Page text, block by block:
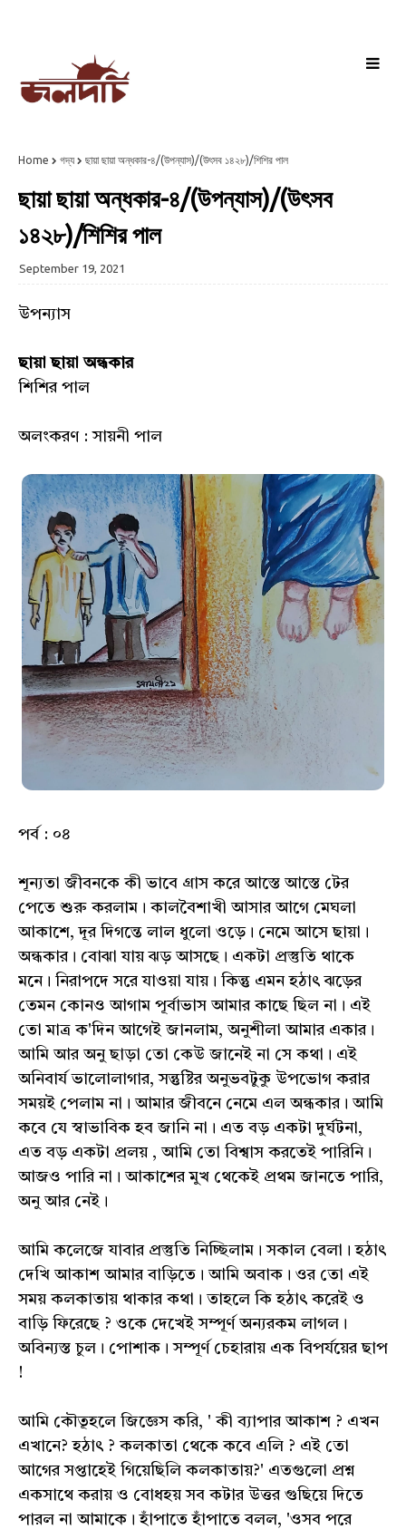
Home গদ্য ছায়া ছায়া অন্ধকার-৪/(উপন্যাস)/(উৎসব ১৪২৮)/শিশির পাল
ছায়া ছায়া অন্ধকার-৪/(উপন্যাস)/(উৎসব
১৪২৮)/শিশির পাল
September 19, 2021
উপন্যাস
ছায়া ছায়া অন্ধকার
শিশির পাল
অলংকরণ : সায়নী পাল
পর্ব : ০৪
শূন্যতা জীবনকে কী ভাবে গ্রাস করে আস্তে আস্তে টের
পেতে শুরু করলাম। কালবৈশাখী আসার আগে মেঘলা
আকাশে, দূর দিগন্তে লাল ধুলো ওড়ে। নেমে আসে ছায়া।
অন্ধকার। বোঝা যায় ঝড় আসছে। একটা প্রস্তুতি থাকে
মনে। নিরাপদে সরে যাওয়া যায়। কিন্তু এমন হঠাৎ ঝড়ের
তেমন কোনও আগাম পূর্বাভাস আমার কাছে ছিল না। এই
তো মাত্র ক'দিন আগেই জানলাম, অনুশীলা আমার একার।
আমি আর অনু ছাড়া তো কেউ জানেই না সে কথা। এই
অনিবার্য ভালোলাগার, সন্তুষ্টির অনুভবটুকু উপভোগ করার
সময়ই পেলাম না। আমার জীবনে নেমে এল অন্ধকার। আমি
কবে যে স্বাভাবিক হব জানি না। এত বড় একটা দুর্ঘটনা,
এত বড় একটা প্রলয় , আমি তো বিশ্বাস করতেই পারিনি।
আজও পারি না। আকাশের মুখ থেকেই প্রথম জানতে পারি,
অনু আর নেই।
আমি কলেজে যাবার প্রস্তুতি নিচ্ছিলাম। সকাল বেলা। হঠাৎ
দেখি আকাশ আমার বাড়িতে। আমি অবাক। ওর তো এই
সময় কলকাতায় থাকার কথা। তাহলে কি হঠাৎ করেই ও
বাড়ি ফিরেছে ? ওকে দেখেই সম্পূর্ণ অন্যরকম লাগল।
অবিন্যস্ত চুল। পোশাক। সম্পূর্ণ চেহারায় এক বিপর্যয়ের ছাপ
!
আমি কৌতূহলে জিজ্ঞেস করি, ' কী ব্যাপার আকাশ ? এখন
এখানে? হঠাৎ ? কলকাতা থেকে কবে এলি ? এই তো
আগের সপ্তাহেই গিয়েছিলি কলকাতায়?' এতগুলো প্রশ্ন
একসাথে করায় ও বোধহয় সব কটার উত্তর গুছিয়ে দিতে
পারল না আমাকে। হাঁপাতে হাঁপাতে বলল, 'ওসব পরে